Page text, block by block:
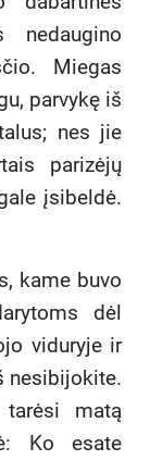
Miegas
parvykę iš
nes jie
parizėjų
įsibeldė.
kame buvo
dėl
viduryje ir
nesibijokite.
matą
Ko esate